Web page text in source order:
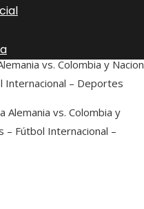
vs. Colombia y
Internacional – Deportes